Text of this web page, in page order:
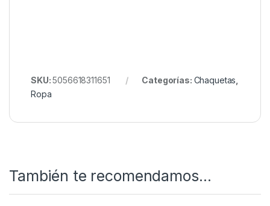
SKU:5056618311651 Categorías: Chaquetas
Ropa
También te recomendamos…